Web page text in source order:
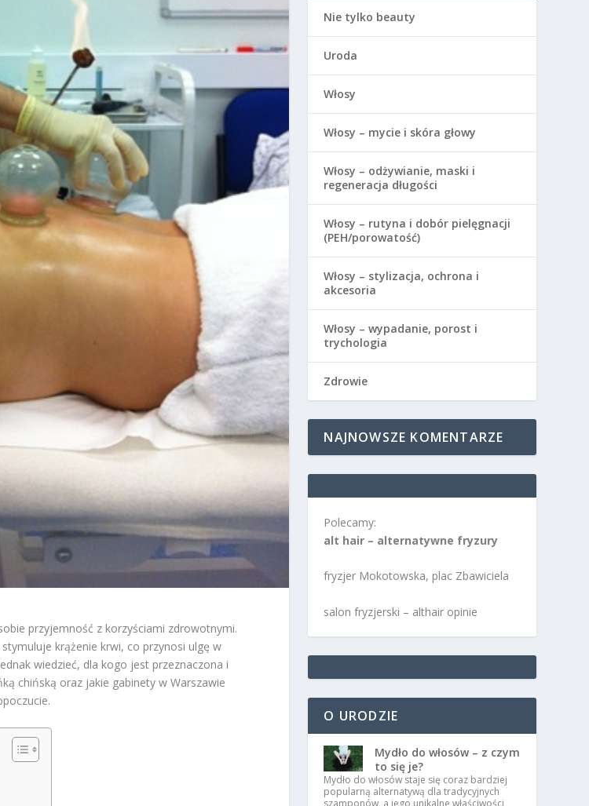
przyjemność z korzyściami zdrowotnymi.
krążenie krwi, co przynosi ulgę w
wiedzieć, dla kogo jest przeznaczona i
chińską oraz jakie gabinety w Warszawie
Nie tylko beauty
Uroda
Włosy
Włosy – mycie i skóra głowy
Włosy – odżywianie, maski i
regeneracja długości
Włosy – rutyna i dobór pielęgnacji
(PEH/porowatość)
Włosy – stylizacja, ochrona i
akcesoria
Włosy – wypadanie, porost i
trychologia
Zdrowie
NAJNOWSZE KOMENTARZE
Polecamy:
alt hair – alternatywne fryzury
fryzjer Mokotowska, plac Zbawiciela
salon fryzjerski – althair opinie
O URODZIE
Mydło do włosów – z czym
to się je?
Mydło do włosów staje się coraz bardziej
popularną alternatywą dla tradycyjnych
szamponów, a jego unikalne właściwości